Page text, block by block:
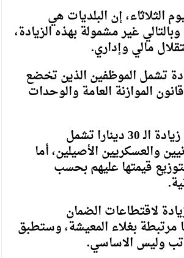
الثلاثاء، إن البلديات هي
غير مشمولة بهذه الزيادة،
مالي وإداري.
تشمل الموظفين الذين تخضع
الموازنة العامة والوحدات
وبين المصدر أن زيادة الـ 30 دينارا تشمل
والعسكريين الأصيلين، أما
قيمتها عليهم بحسب
لاقتطاعات الضمان
مرتبطة بغلاء المعيشة، وستطبق
وليس الاساسي.